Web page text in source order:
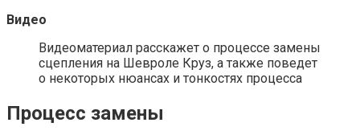
Видео
Видеоматериал расскажет о процессе замены
сцепления на Шевроле Круз, а также поведет
о некоторых нюансах и тонкостях процесса
Процесс замены